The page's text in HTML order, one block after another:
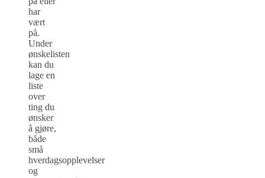
har
vært
på.
Under
ønskelisten
kan du
lage en
liste
over
ting du
ønsker
å gjøre,
både
små
hverdagsopplevelser
og